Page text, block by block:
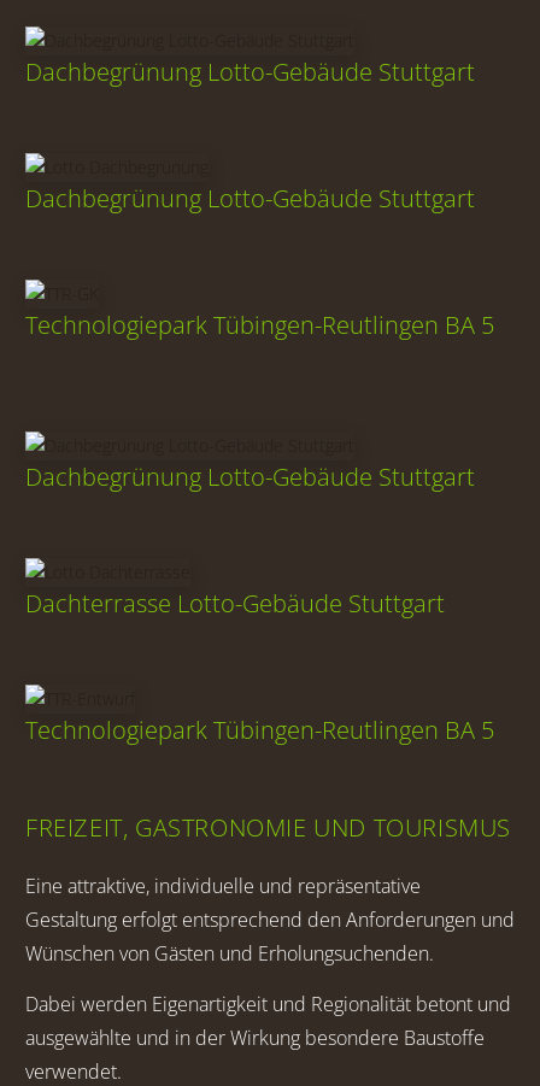
Dachbegrünung Lotto-Gebäude Stuttgart
Dachbegrünung Lotto-Gebäude Stuttgart
Technologiepark Tübingen-Reutlingen BA 5
Dachbegrünung Lotto-Gebäude Stuttgart
Dachterrasse Lotto-Gebäude Stuttgart
Technologiepark Tübingen-Reutlingen BA 5
FREIZEIT, GASTRONOMIE UND TOURISMUS
Eine attraktive, individuelle und repräsentative
Gestaltung erfolgt entsprechend den Anforderungen und
Wünschen von Gästen und Erholungsuchenden.
Dabei werden Eigenartigkeit und Regionalität betont und
ausgewählte und in der Wirkung besondere Baustoffe
verwendet.